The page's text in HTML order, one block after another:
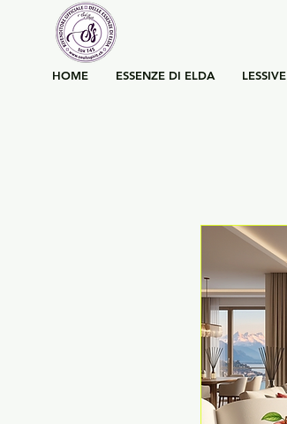
HOME ESSENZE DI ELDA LESSIVE